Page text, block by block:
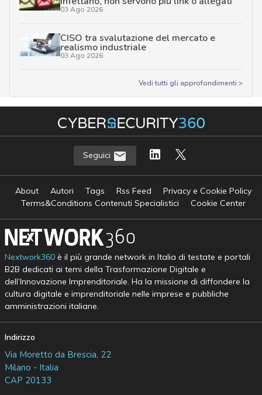
03 Ago 2026
CISO tra svalutazione del mercato e
realismo industriale
03 Ago 2026
Vedi tutti gli approfondimenti >
Seguici
About Autori Tags Rss Feed
Privacy e Cookie Policy
Terms&Conditions Contenuti Specialistici
Cookie Center
Nextwork360è il più grande network in Italia di testate e portali
B2B dedicati ai temi della Trasformazione Digitale e
dell’Innovazione Imprenditoriale. Ha la missione di diffondere la
cultura digitale e imprenditoriale nelle imprese e pubbliche
amministrazioni italiane.
Indirizzo
Via Moretto da Brescia, 22
Milano - Italia
CAP 20133